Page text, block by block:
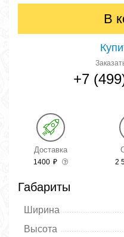
В
+7
Доставка
1400 ₽ 2
Габариты
Ширина
Высота